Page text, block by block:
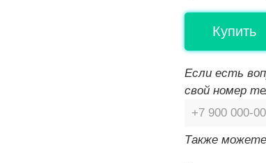
Купить
Если есть
свой номер
Также